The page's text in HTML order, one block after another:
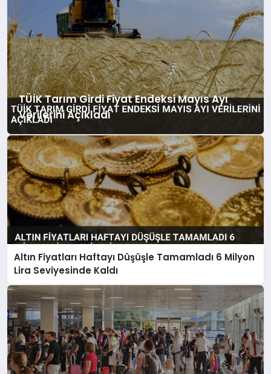
TÜİK Tarım Girdi Fiyat Endeksi Mayıs Ayı
Verilerini Açıkladı
Altın Fiyatları Haftayı Düşüşle Tamamladı 6 Milyon
Lira Seviyesinde Kaldı